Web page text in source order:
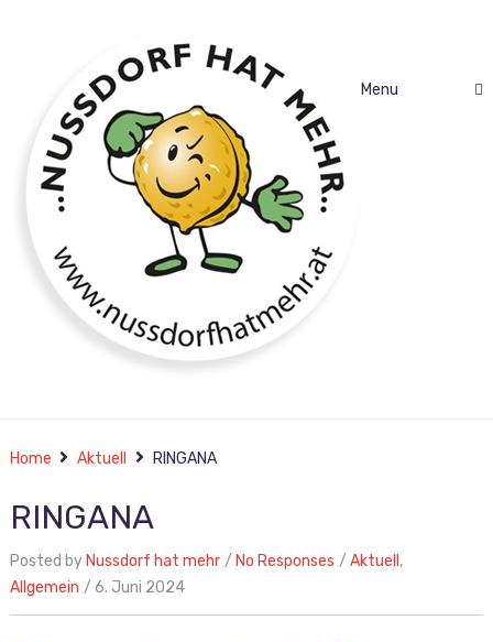
Menu
Home Aktuell RINGANA
RINGANA
Posted by Nussdorf hat mehr No Responses Aktuell ,
Allgemein
6. Juni 2024